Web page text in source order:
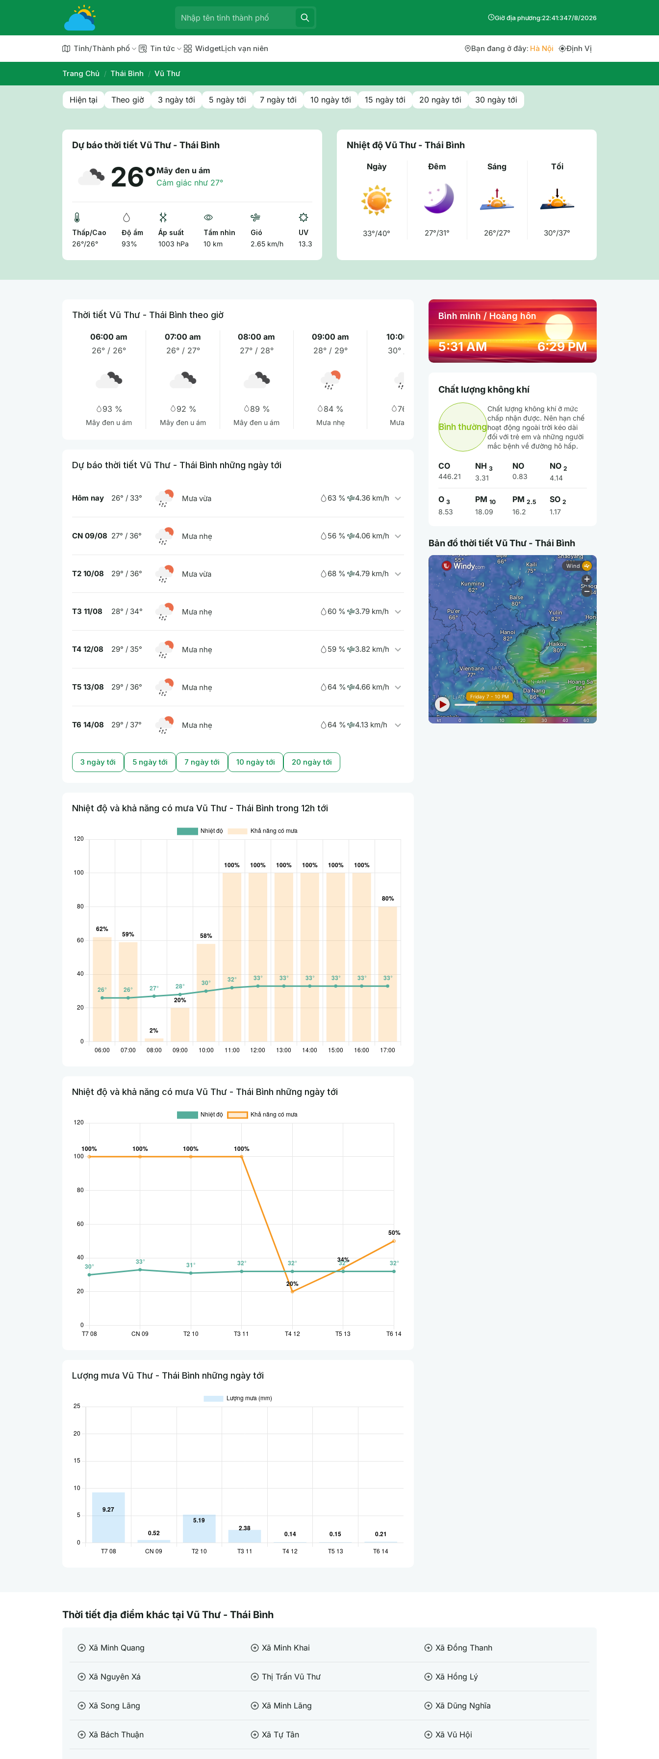
Giờ địa phương:22:41:347/8/2026
Tỉnh/Thành phố Tin tức WidgetLịch vạn niên Bạn đang ở đây: Hà Nội Định Vị
Trang Chủ / Thái Bình / Vũ Thư
Hiện tại Theo giờ 3 ngày tới 5 ngày tới 7 ngày tới 10 ngày tới 15 ngày tới 20 ngày tới 30 ngày tới
Dự báo thời tiết Vũ Thư - Thái Bình
26° Mây đen u ám
Cảm giác như 27°
Thấp/Cao
26°/26°
Độ ẩm
93%
Áp suất
1003 hPa
Tầm nhìn
10 km
Gió
2.65 km/h
UV
13.3
Nhiệt độ Vũ Thư - Thái Bình
Ngày
33°/40°
Đêm
27°/31°
Sáng
26°/27°
Tối
30°/37°
Thời tiết Vũ Thư - Thái Bình theo giờ
06:00 am
26° / 26°
93 %
Mây đen u ám
07:00 am
26° / 27°
92 %
Mây đen u ám
08:00 am
27° / 28°
89 %
Mây đen u ám
09:00 am
28° / 29°
84 %
Mưa nhẹ
10:00 am
30° / 31°
76 %
Mưa nhẹ
11:00 am
32° / 32°
66 %
Mưa nhẹ
12:00 pm
33° / 33°
63 %
Mưa vừa
Dự báo thời tiết Vũ Thư - Thái Bình những ngày tới
Hôm nay 26° / 33° Mưa vừa 63 % 4.36 km/h
CN 09/08 27° / 36° Mưa nhẹ 56 % 4.06 km/h
T2 10/08 29° / 36° Mưa vừa 68 % 4.79 km/h
T3 11/08 28° / 34° Mưa nhẹ 60 % 3.79 km/h
T4 12/08 29° / 35° Mưa nhẹ 59 % 3.82 km/h
T5 13/08 29° / 36° Mưa nhẹ 64 % 4.66 km/h
T6 14/08 29° / 37° Mưa nhẹ 64 % 4.13 km/h
3 ngày tới 5 ngày tới 7 ngày tới 10 ngày tới 20 ngày tới
Nhiệt độ và khả năng có mưa Vũ Thư - Thái Bình trong 12h tới
Nhiệt độ và khả năng có mưa Vũ Thư - Thái Bình những ngày tới
Lượng mưa Vũ Thư - Thái Bình những ngày tới
Bình minh / Hoàng hôn
5:31 AM 6:29 PM
Chất lượng không khí
Bình thường
Chất lượng không khí ở mức
chấp nhận được. Nên hạn chế
hoạt động ngoài trời kéo dài
đối với trẻ em và những người
mắc bệnh về đường hô hấp.
CO
446.21
NH3
3.31
NO
0.83
NO2
4.14
O 3
8.53
PM10
18.09
PM2.5
16.2
SO2
1.17
Bản đồ thời tiết Vũ Thư - Thái Bình
Thời tiết địa điểm khác tại Vũ Thư - Thái Bình
arrow_circle_right Xã Minh Quang arrow_circle_right Xã Minh Khai arrow_circle_right Xã Đồng Thanh
arrow_circle_right Xã Nguyên Xá arrow_circle_right Thị Trấn Vũ Thư arrow_circle_right Xã Hồng Lý
arrow_circle_right Xã Song Lãng arrow_circle_right Xã Minh Lãng arrow_circle_right Xã Dũng Nghĩa
arrow_circle_right Xã Bách Thuận arrow_circle_right Xã Tự Tân arrow_circle_right Xã Vũ Hội